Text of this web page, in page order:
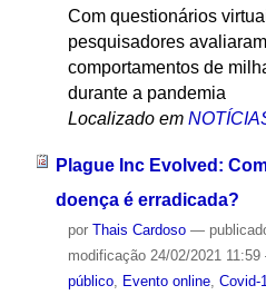
Com questionários
pesquisadores
comportamentos de
durante a pandemia
Localizado em
Plague Inc Evolved:
doença é erradicada?
por Thais Cardoso —
modificação24/02/2021 11:59
público, Evento online, Covid-